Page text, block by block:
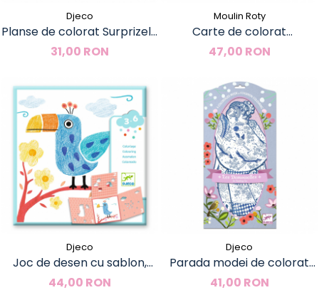
Djeco
Planse de colorat Surprizele
lui Pupi, Djeco
31,00 RON
Moulin Roty
Carte de colorat
Domnisoare pariziene,
47,00 RON
Djeco
Joc de desen cu sablon,
Djeco
44,00 RON
Djeco
Parada modei de colorat
Laura & prietenii, Djeco
41,00 RON